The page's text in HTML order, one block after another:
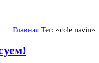
Главная Тег: «cole navin»